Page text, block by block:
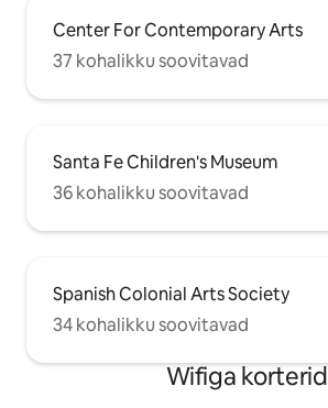
Center For Contemporary Arts
37 kohalikku soovitavad
Santa Fe Children's Museum
36 kohalikku soovitavad
Spanish Colonial Arts Society
34 kohalikku soovitavad
Wifiga korterid